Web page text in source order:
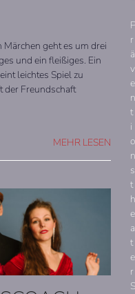
geht es um drei
und ein fleißiges. Ein
leichtes Spiel zu
der Freundschaft
MEHR LESEN
r
ä
v
e
n
t
i
o
n
s
t
h
e
a
t
e
r
S